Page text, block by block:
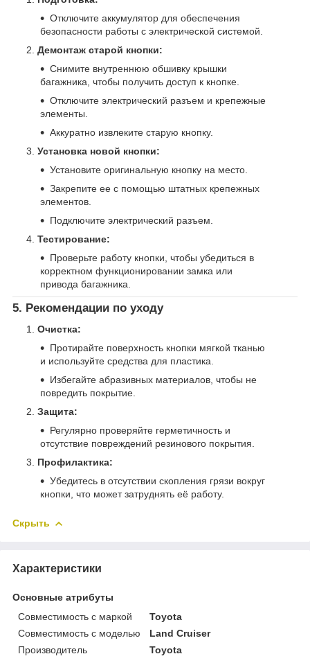
Отключите аккумулятор для обеспечения
безопасности работы с электрической системой.
Демонтаж старой кнопки:
Снимите внутреннюю обшивку крышки
багажника, чтобы получить доступ к кнопке.
Отключите электрический разъем и крепежные
элементы.
Аккуратно извлеките старую кнопку.
Установка новой кнопки:
Установите оригинальную кнопку на место.
Закрепите ее с помощью штатных крепежных
элементов.
Подключите электрический разъем.
Тестирование:
Проверьте работу кнопки, чтобы убедиться в
корректном функционировании замка или
привода багажника.
5. Рекомендации по уходу
Очистка:
Протирайте поверхность кнопки мягкой тканью
и используйте средства для пластика.
Избегайте абразивных материалов, чтобы не
повредить покрытие.
Защита:
Регулярно проверяйте герметичность и
отсутствие повреждений резинового покрытия.
Профилактика:
Убедитесь в отсутствии скопления грязи вокруг
кнопки, что может затруднять её работу.
Скрыть
Характеристики
Основные атрибуты
Совместимость с маркой
Toyota
Совместимость с моделью
Land Cruiser
Производитель
Toyota